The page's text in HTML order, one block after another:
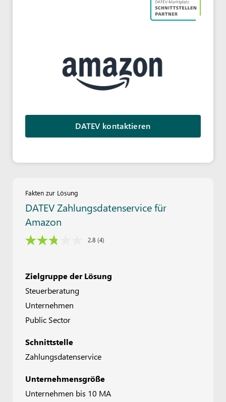
DATEV kontaktieren
Fakten zur Lösung
DATEV Zahlungsdatenservice für
Amazon
2.8 (4)
Zielgruppe der Lösung
Steuerberatung
Unternehmen
Public Sector
Schnittstelle
Zahlungsdatenservice
Unternehmensgröße
Unternehmen bis 10 MA